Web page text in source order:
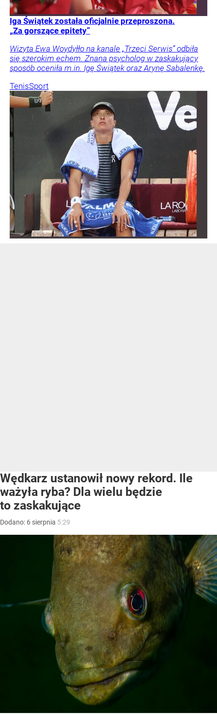
Iga Świątek została oficjalnie przeproszona.
„Za gorszące epitety”
Wizyta Ewa Woydyłło na kanale „Trzeci Serwis” odbiła
się szerokim echem. Znana psycholog w zaskakujący
sposób oceniła m.in. Igę Świątek oraz Arynę Sabalenkę.
TenisSport
Wędkarz ustanowił nowy rekord. Ile
ważyła ryba? Dla wielu będzie
to zaskakujące
Dodano: 6 sierpnia 5:29